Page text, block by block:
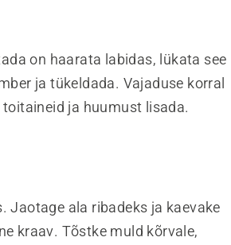
on haarata labidas, lükata see
ja tükeldada. Vajaduse korral
ja huumust lisada.
Jaotage ala ribadeks ja kaevake
kraav. Tõstke muld kõrvale,